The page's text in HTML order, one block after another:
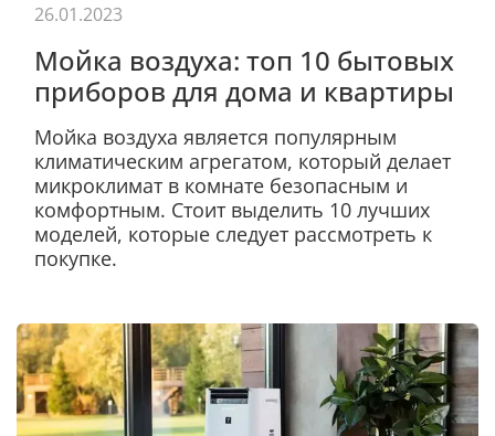
Мойка воздуха: топ 10 бытовых
приборов для дома и квартиры
Мойка воздуха является популярным
климатическим агрегатом, который делает
микроклимат в комнате безопасным и
комфортным. Стоит выделить 10 лучших
моделей, которые следует рассмотреть к
покупке.
26.01.2023